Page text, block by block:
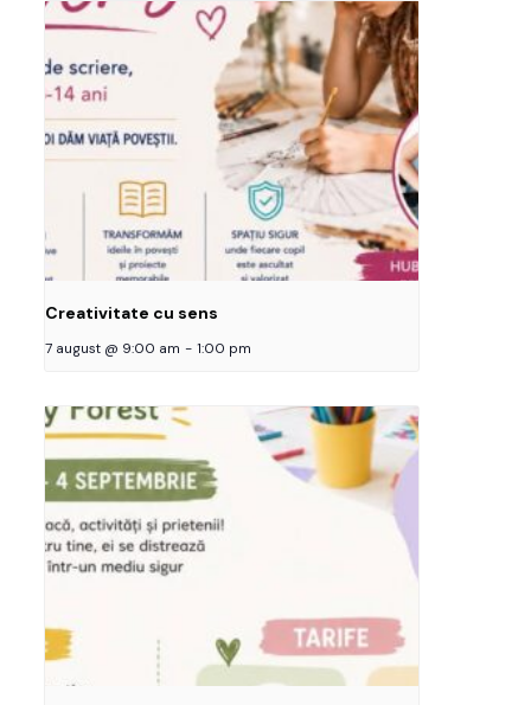
Creativitate cu sens
7 august @ 9:00 am - 1:00 pm